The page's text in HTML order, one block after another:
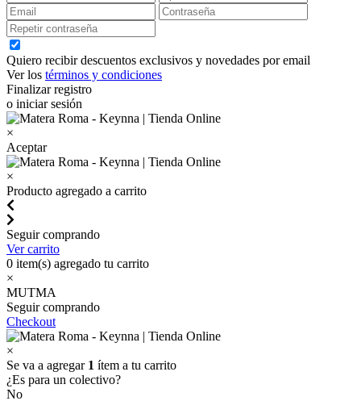
Quiero recibir descuentos exclusivos y novedades por email
Ver los términos y condiciones
Finalizar registro
o iniciar sesión
×
Aceptar
×
Producto agregado a carrito
Seguir comprando
Ver carrito
0 item(s) agregado tu carrito
×
MUTMA
Seguir comprando
Checkout
×
Se va a agregar 1 ítem a tu carrito
¿Es para un colectivo?
No